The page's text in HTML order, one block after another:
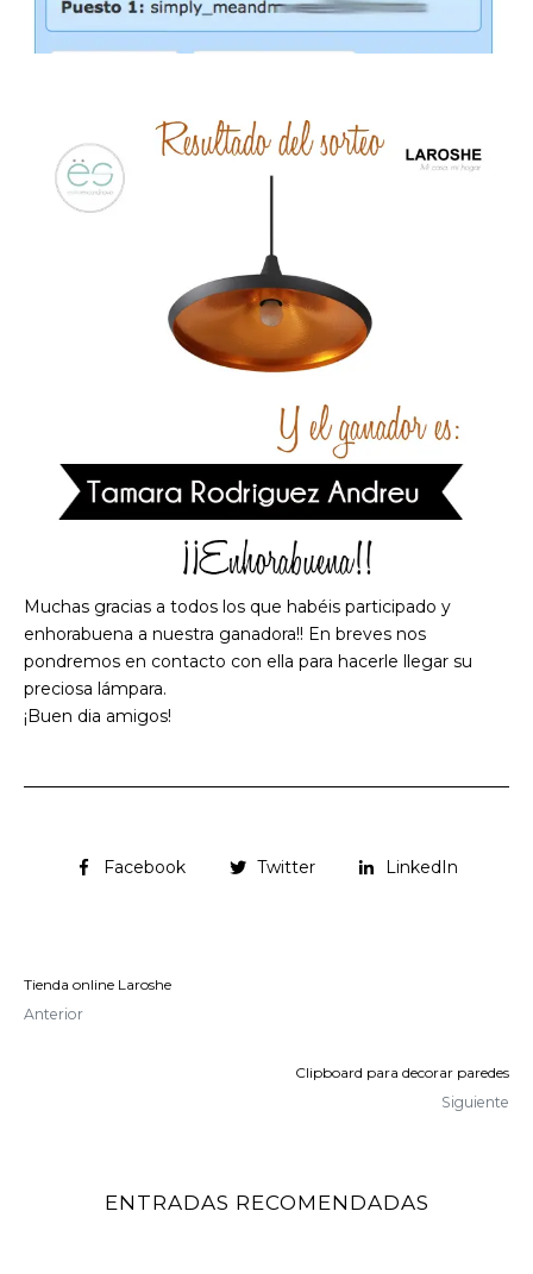
Muchas gracias a todos los que habéis participado y
enhorabuena a nuestra ganadora!! En breves nos
pondremos en contacto con ella para hacerle llegar su
preciosa lámpara.
¡Buen dia amigos!
Facebook Twitter LinkedIn
Tienda online Laroshe
Anterior
Clipboard para decorar paredes
Siguiente
ENTRADAS RECOMENDADAS